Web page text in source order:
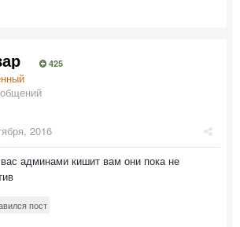
425
2016
админами кишит вам они пока не
пост